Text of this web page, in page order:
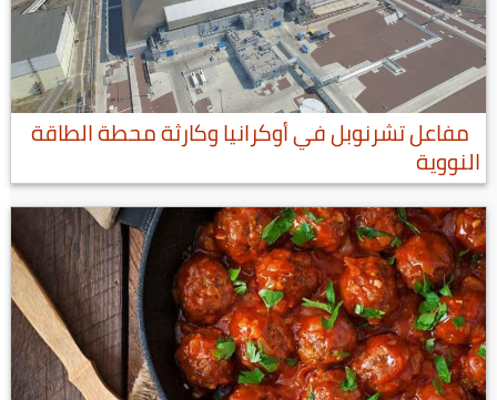
مفاعل تشرنوبل في أوكرانيا وكارثة محطة الطاقة
النووية